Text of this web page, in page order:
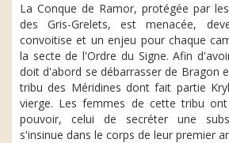
La Conque de Ramor, protégée par
des Gris-Grelets, est menacée,
convoitise et un enjeu pour chaque
la secte de l'Ordre du Signe. Afin
doit d'abord se débarrasser de Bragon
tribu des Méridines dont fait partie
vierge. Les femmes de cette tribu
pouvoir, celui de secréter une
s'insinue dans le corps de leur premier